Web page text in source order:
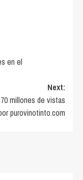
en el
Next:
millones de vistas
purovinotinto.com